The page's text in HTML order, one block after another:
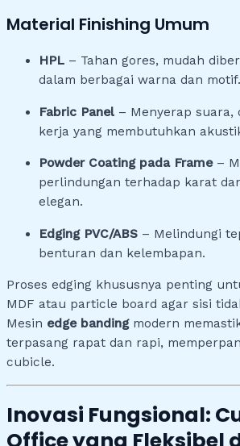
Material Finishing Umum
HPL – Tahan gores, mudah
dalam berbagai warna dan motif.
Fabric Panel – Menyerap suara,
kerja yang membutuhkan
Powder Coating pada Frame–
perlindungan terhadap karat
elegan.
Edging PVC/ABS – Melindungi
benturan dan kelembapan.
Proses edging khususnya penting
MDF atau particle board agar sisi
Mesin edge bandingmodern
terpasang rapat dan rapi,
cubicle.
Inovasi Fungsional: